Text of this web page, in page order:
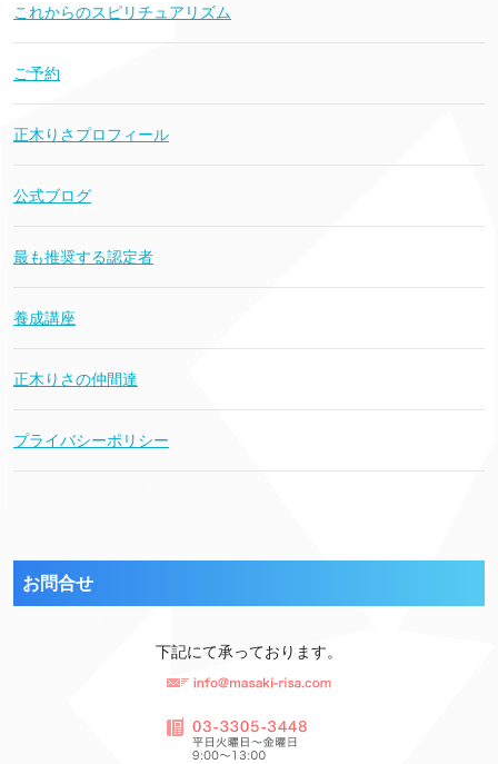
これからのスピリチュアリズム
ご予約
正木りさプロフィール
公式ブログ
最も推奨する認定者
養成講座
正木りさの仲間達
プライバシーポリシー
お問合せ
下記にて承っております。